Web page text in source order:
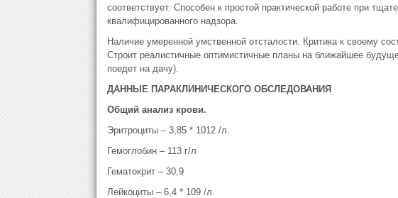
соответствует. Способен к простой практической работе при
квалифицированного надзора.
Наличие умеренной умственной отсталости. Критика к своему
Строит реалистичные оптимистичные планы на ближайшее
поедет на дачу).
ДАННЫЕ ПАРАКЛИНИЧЕСКОГО ОБСЛЕДОВАНИЯ
Общий анализ крови.
Эритроциты – 3,85 * 1012 /л.
Гемоглобин – 113 г/л
Гематокрит – 30,9
Лейкоциты – 6,4 * 109 /л.